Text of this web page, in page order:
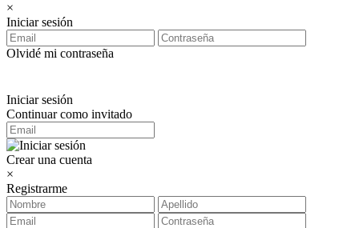
×
Iniciar sesión
Olvidé mi contraseña
Iniciar sesión
Continuar como invitado
Crear una cuenta
×
Registrarme